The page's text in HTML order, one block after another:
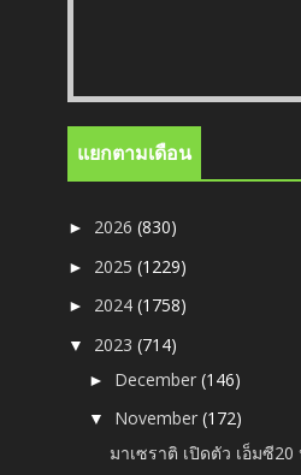
แยกตามเดือน
► 2026(830)
► 2025(1229)
► 2024(1758)
▼ 2023(714)
► December(146)
▼ November(172)
มาเซราติ เปิดตัว เอ็มซี